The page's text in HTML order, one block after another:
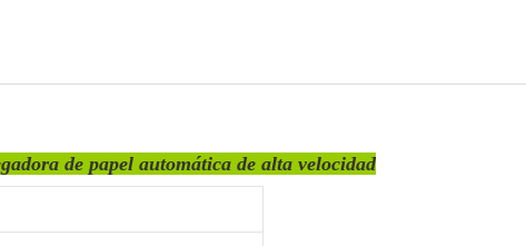
de papel automática de alta velocidad